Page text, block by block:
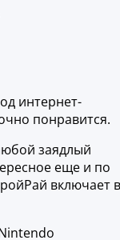
интернет-
понравится.
заядлый
еще и по
включает в